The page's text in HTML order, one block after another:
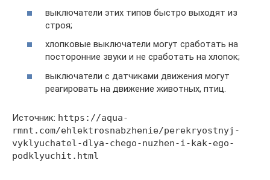
выключатели этих типов быстро выходят из
строя;
хлопковые выключатели могут сработать на
посторонние звуки и не сработать на хлопок;
выключатели с датчиками движения могут
реагировать на движение животных, птиц.
Источник: https://aqua-
rmnt.com/ehlektrosnabzhenie/perekryostnyj-
vyklyuchatel-dlya-chego-nuzhen-i-kak-ego-
podklyuchit.html